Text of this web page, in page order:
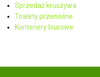
Sprzedaż kruszywa
Toalety przenośne
Kontenery biurowe